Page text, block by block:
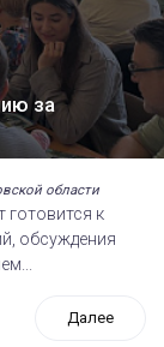
за
области
к
обсуждения
Далее